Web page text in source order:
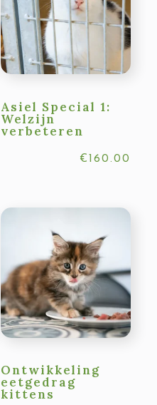
Asiel Special 1:
Welzijn
verbeteren
€ 160.00
Ontwikkeling
eetgedrag
kittens